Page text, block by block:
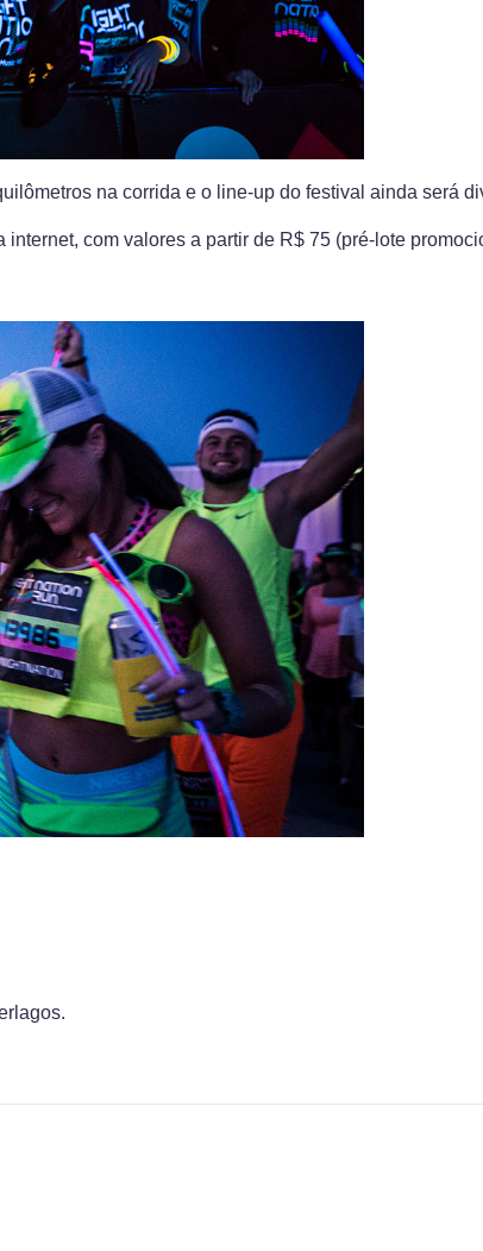
na corrida e o line-up do festival ainda será
com valores a partir de R$ 75 (pré-lote